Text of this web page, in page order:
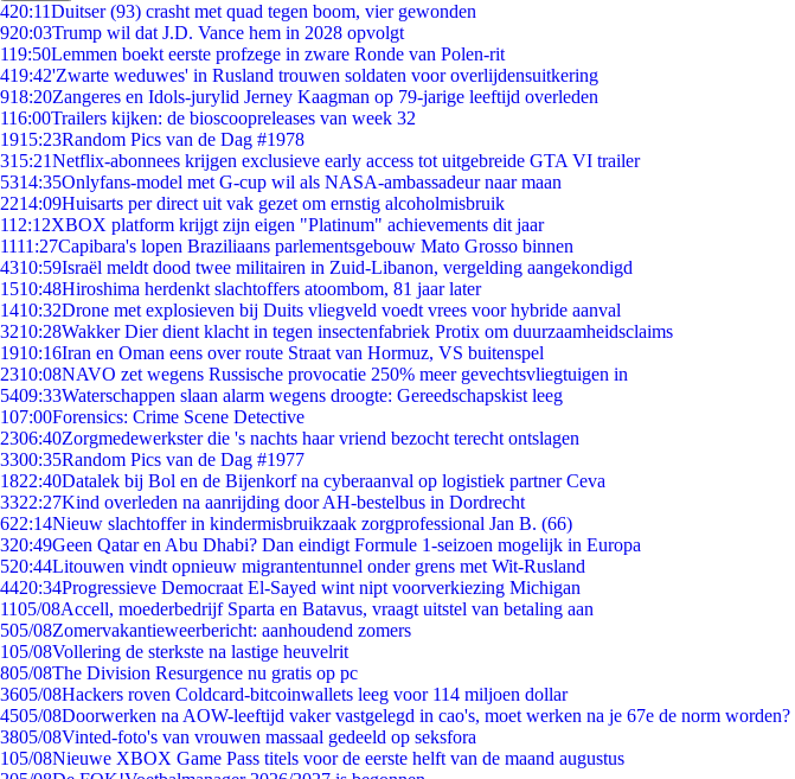
420:11Duitser (93) crasht met quad tegen boom, vier gewonden
920:03Trump wil dat J.D. Vance hem in 2028 opvolgt
119:50Lemmen boekt eerste profzege in zware Ronde van Polen-rit
419:42'Zwarte weduwes' in Rusland trouwen soldaten voor overlijdensuitkering
918:20Zangeres en Idols-jurylid Jerney Kaagman op 79-jarige leeftijd overleden
116:00Trailers kijken: de bioscoopreleases van week 32
1915:23Random Pics van de Dag #1978
315:21Netflix-abonnees krijgen exclusieve early access tot uitgebreide GTA VI trailer
5314:35Onlyfans-model met G-cup wil als NASA-ambassadeur naar maan
2214:09Huisarts per direct uit vak gezet om ernstig alcoholmisbruik
112:12XBOX platform krijgt zijn eigen "Platinum" achievements dit jaar
1111:27Capibara's lopen Braziliaans parlementsgebouw Mato Grosso binnen
4310:59Israël meldt dood twee militairen in Zuid-Libanon, vergelding aangekondigd
1510:48Hiroshima herdenkt slachtoffers atoombom, 81 jaar later
1410:32Drone met explosieven bij Duits vliegveld voedt vrees voor hybride aanval
3210:28Wakker Dier dient klacht in tegen insectenfabriek Protix om duurzaamheidsclaims
1910:16Iran en Oman eens over route Straat van Hormuz, VS buitenspel
2310:08NAVO zet wegens Russische provocatie 250% meer gevechtsvliegtuigen in
5409:33Waterschappen slaan alarm wegens droogte: Gereedschapskist leeg
107:00Forensics: Crime Scene Detective
2306:40Zorgmedewerkster die 's nachts haar vriend bezocht terecht ontslagen
3300:35Random Pics van de Dag #1977
1822:40Datalek bij Bol en de Bijenkorf na cyberaanval op logistiek partner Ceva
3322:27Kind overleden na aanrijding door AH-bestelbus in Dordrecht
622:14Nieuw slachtoffer in kindermisbruikzaak zorgprofessional Jan B. (66)
320:49Geen Qatar en Abu Dhabi? Dan eindigt Formule 1-seizoen mogelijk in Europa
520:44Litouwen vindt opnieuw migrantentunnel onder grens met Wit-Rusland
4420:34Progressieve Democraat El-Sayed wint nipt voorverkiezing Michigan
1105/08Accell, moederbedrijf Sparta en Batavus, vraagt uitstel van betaling aan
505/08Zomervakantieweerbericht: aanhoudend zomers
105/08Vollering de sterkste na lastige heuvelrit
805/08The Division Resurgence nu gratis op pc
3605/08Hackers roven Coldcard-bitcoinwallets leeg voor 114 miljoen dollar
4505/08Doorwerken na AOW-leeftijd vaker vastgelegd in cao's, moet werken na je 67e de norm worden?
3805/08Vinted-foto's van vrouwen massaal gedeeld op seksfora
105/08Nieuwe XBOX Game Pass titels voor de eerste helft van de maand augustus